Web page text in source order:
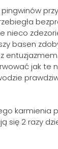
nieco
basen
jak te
karmienia
się 2 razy